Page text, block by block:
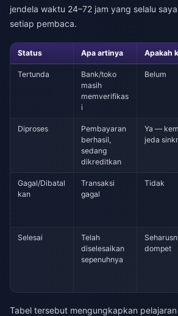
jendela waktu 24–72 jam yang selalu
setiap pembaca.
Status Apa artinya Apakah
Tertunda
Bank/toko
masih
memverifikas
i
Belum
Diproses
Pembayaran
berhasil,
sedang
dikreditkan
Ya —
jeda
Gagal/Dibatal
kan
Transaksi
gagal
Tidak
Selesai
Telah
diselesaikan
sepenuhnya
dompet
Tabel tersebut mengungkapkan